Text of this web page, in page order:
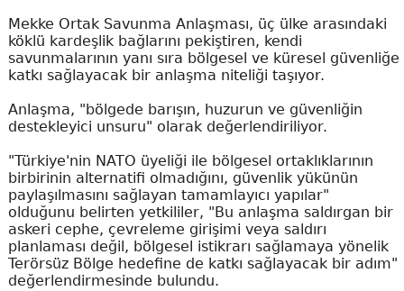
Mekke Ortak Savunma Anlaşması, üç ülke arasındaki
köklü kardeşlik bağlarını pekiştiren, kendi
savunmalarının yanı sıra bölgesel ve küresel güvenliğe
katkı sağlayacak bir anlaşma niteliği taşıyor.
Anlaşma, "bölgede barışın, huzurun ve güvenliğin
destekleyici unsuru" olarak değerlendiriliyor.
"Türkiye'nin NATO üyeliği ile bölgesel ortaklıklarının
birbirinin alternatifi olmadığını, güvenlik yükünün
paylaşılmasını sağlayan tamamlayıcı yapılar"
olduğunu belirten yetkililer, "Bu anlaşma saldırgan bir
askeri cephe, çevreleme girişimi veya saldırı
planlaması değil, bölgesel istikrarı sağlamaya yönelik
Terörsüz Bölge hedefine de katkı sağlayacak bir adım"
değerlendirmesinde bulundu.